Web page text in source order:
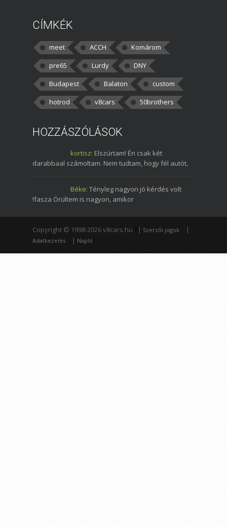
CÍMKÉK
meet ACCH
Komárom
pre65
Lurdy
DNY
Budapest
Balaton
custom
hotrod
v8cars 50brothers
HOZZÁSZÓLÁSOK
kortisz: Elszúrtam! Én csak két
darabbaal számoltam. Nem tudtam, hogy fél autót,
Béke: Tényleg nagyon jó kérdés volt
!fasza Örültem is nagyon, amikor
Copyright © 1998-2026 v8cars.hu | Szerzői jogok |
Adatkezelés | Napló